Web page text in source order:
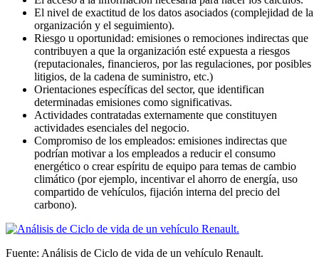
El nivel de exactitud de los datos asociados (complejidad de la
organización y el seguimiento).
Riesgo u oportunidad: emisiones o remociones indirectas que
contribuyen a que la organización esté expuesta a riesgos
(reputacionales, financieros, por las regulaciones, por posibles
litigios, de la cadena de suministro, etc.)
Orientaciones específicas del sector, que identifican
determinadas emisiones como significativas.
Actividades contratadas externamente que constituyen
actividades esenciales del negocio.
Compromiso de los empleados: emisiones indirectas que
podrían motivar a los empleados a reducir el consumo
energético o crear espíritu de equipo para temas de cambio
climático (por ejemplo, incentivar el ahorro de energía, uso
compartido de vehículos, fijación interna del precio del
carbono).
Fuente: Análisis de Ciclo de vida de un vehículo Renault.